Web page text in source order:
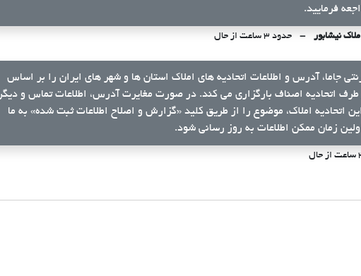
فرمایید.
نیشابور حدود ۳ ساعت از حال
جاما، آدرس و اطلاعات اتحادیه های املاک استان ها و شهر های ایران را بر اساس
طرف اتحادیه اصناف بارگزاری می کند. در صورت مغایرت آدرس، اطلاعات تماس و دیگر
اتحادیه املاک، موضوع را از طریق کلید «گزارش و اصلاح اطلاعات ثبت شده» به ما
زمان ممکن اطلاعات به روز رسانی شود.